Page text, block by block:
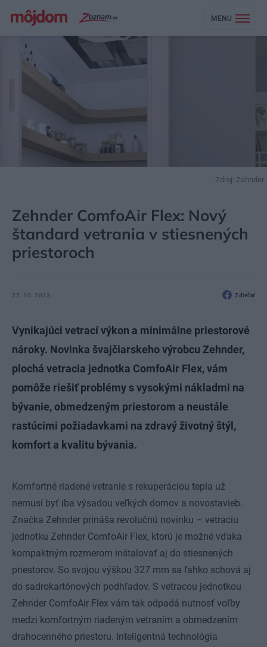
MENU
Zdroj: Zehnder
Zehnder ComfoAir Flex: Nový
štandard vetrania v stiesnených
priestoroch
27. 10. 2023 Zdieľať
Vynikajúci vetrací výkon a minimálne priestorové
nároky. Novinka švajčiarskeho výrobcu Zehnder,
plochá vetracia jednotka ComfoAir Flex, vám
pomôže riešiť problémy s vysokými nákladmi na
bývanie, obmedzeným priestorom a neustále
rastúcimi požiadavkami na zdravý životný štýl,
komfort a kvalitu bývania.
Komfortné riadené vetranie s rekuperáciou tepla už
nemusí byť iba výsadou veľkých domov a novostavieb.
Značka Zehnder prináša revolučnú novinku – vetraciu
jednotku Zehnder ComfoAir Flex, ktorú je možné vďaka
kompaktným rozmerom inštalovať aj do stiesnených
priestorov. So svojou výškou 327 mm sa ľahko schová aj
do sadrokartónových podhľadov. S vetracou jednotkou
Zehnder ComfoAir Flex vám tak odpadá nutnosť voľby
medzi komfortným riadeným vetraním a obmedzením
drahocenného priestoru. Inteligentná technológia